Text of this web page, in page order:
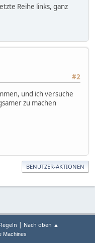
Reihe links, ganz
#2
und ich versuche
zu machen
BENUTZER-AKTIONEN
| Nach oben ▲
Machines